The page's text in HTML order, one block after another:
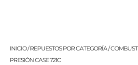
INICIO/REPUESTOS POR CATEGORÍA/
PRESIÓN CASE 721C
SENSOR
DE